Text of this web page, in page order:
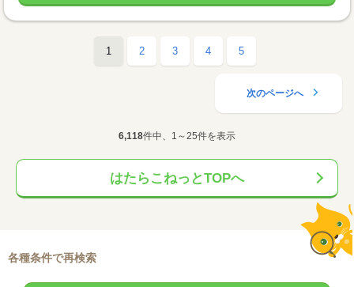
1 2 3 4 5
次のページへ
6,118件中、1～25件を表示
はたらこねっとTOPへ
各種条件で再検索